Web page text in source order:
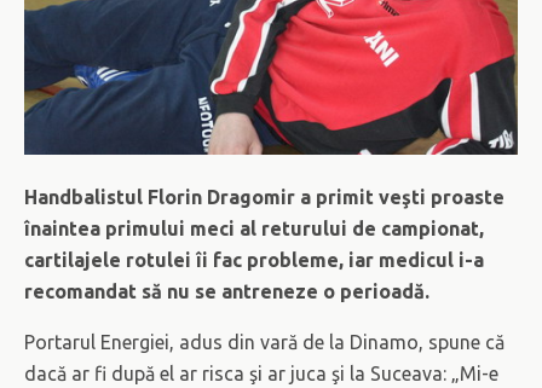
Handbalistul Florin Dragomir a primit veşti proaste
înaintea primului meci al returului de campionat,
cartilajele rotulei îi fac probleme, iar medicul i-a
recomandat să nu se antreneze o perioadă.
Portarul Energiei, adus din vară de la Dinamo, spune că
dacă ar fi după el ar risca şi ar juca şi la Suceava: „Mi-e